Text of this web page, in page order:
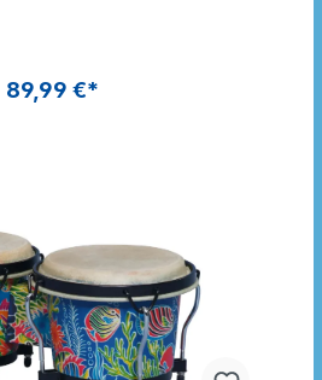
89,99 €*